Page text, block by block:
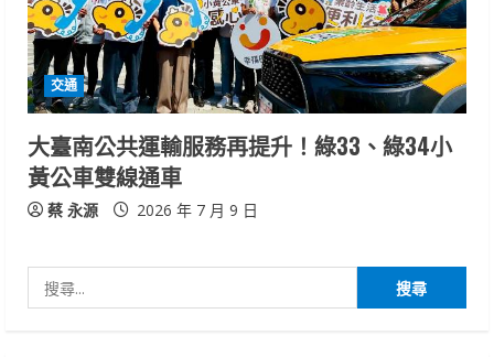
交通
大臺南公共運輸服務再提升！綠33、綠34小
黃公車雙線通車
蔡 永源 2026 年 7 月 9 日
尋